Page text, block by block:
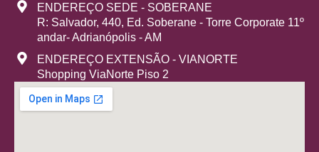
ENDEREÇO SEDE - SOBERANE
R: Salvador, 440, Ed. Soberane - Torre Corporate 11º
andar- Adrianópolis - AM
ENDEREÇO EXTENSÃO - VIANORTE
Shopping ViaNorte Piso 2